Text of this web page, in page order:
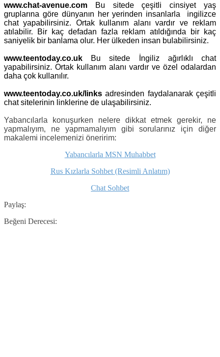
www.chat-avenue.com Bu sitede çeşitli cinsiyet yaş
gruplarına göre dünyanın her yerinden insanlarla ingilizce
chat yapabilirsiniz. Ortak kullanım alanı vardır ve reklam
atılabilir. Bir kaç defadan fazla reklam atıldığında bir kaç
saniyelik bir banlama olur. Her ülkeden insan bulabilirsiniz.
www.teentoday.co.uk Bu sitede İngiliz ağırlıklı chat
yapabilirsiniz. Ortak kullanım alanı vardır ve özel odalardan
daha çok kullanılır.
www.teentoday.co.uk/links adresinden faydalanarak çeşitli
chat sitelerinin linklerine de ulaşabilirsiniz.
Yabancılarla konuşurken nelere dikkat etmek gerekir, ne
yapmalıyım, ne yapmamalıyım gibi sorularınız için diğer
makalemi incelemenizi öneririm:
Yabancılarla MSN Muhabbet
Rus Kızlarla Sohbet (Resimli Anlatım)
Chat Sohbet
Paylaş:
Beğeni Derecesi: